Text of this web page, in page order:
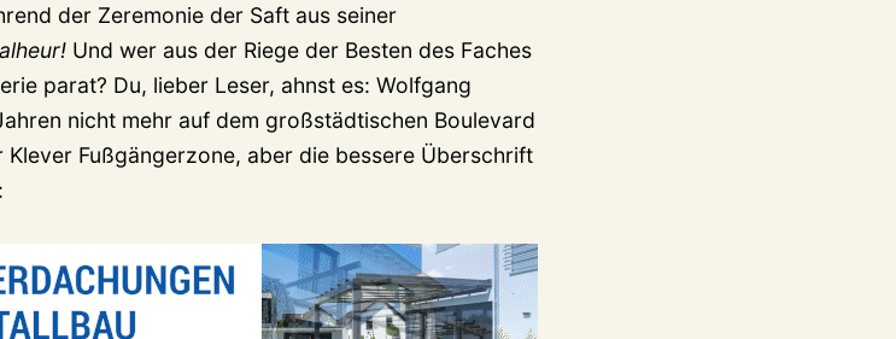
der Zeremonie der Saft aus seiner
Und wer aus der Riege der Besten des Faches
parat? Du, lieber Leser, ahnst es: Wolfgang
nicht mehr auf dem großstädtischen Boulevard
Fußgängerzone, aber die bessere Überschrift